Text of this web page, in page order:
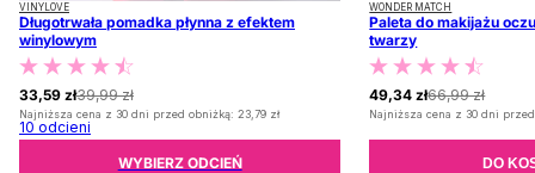
VINYLOVE
Długotrwała pomadka płynna z efektem
winylowym
39,99 zł
33,59 zł
Najniższa cena z 30 dni przed obniżką: 23,79 zł
10 odcieni
WYBIERZ ODCIEŃ
WONDER MATCH
Paleta do makijażu
twarzy
66,99 zł
49,34 zł
Najniższa cena z 30 dni
DO